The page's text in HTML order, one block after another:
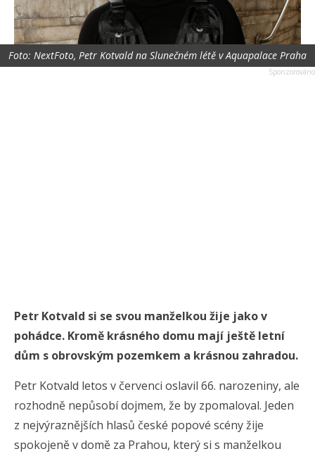
Foto: NextFoto, Petr Kotvald na Slunečném létě v Aquapalace Praha
Petr Kotvald si se svou manželkou žije jako v
pohádce. Kromě krásného domu mají ještě letní
dům s obrovským pozemkem a krásnou zahradou.
Petr Kotvald letos v červenci oslavil 66. narozeniny, ale
rozhodně nepůsobí dojmem, že by zpomaloval. Jeden
z nejvýraznějších hlasů české popové scény žije
spokojeně v domě za Prahou, který si s manželkou